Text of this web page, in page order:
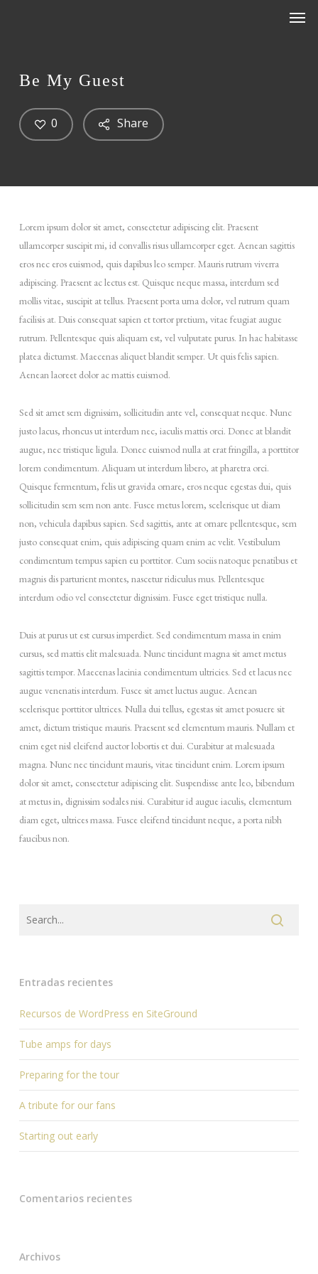
Be My Guest
Share
0
Lorem ipsum dolor sit amet, consectetur adipiscing elit. Praesent
ullamcorper suscipit mi, id convallis risus ullamcorper eget. Aenean sagittis
eros nec eros euismod, quis dapibus leo semper. Mauris rutrum viverra
adipiscing. Praesent ac lectus est. Quisque neque massa, interdum sed
mollis vitae, suscipit at tellus. Praesent porta urna dolor, vel rutrum quam
facilisis at. Duis consequat sapien et tortor pretium, vitae feugiat augue
rutrum. Pellentesque quis aliquam est, vel vulputate purus. In hac habitasse
platea dictumst. Maecenas aliquet blandit semper. Ut quis felis sapien.
Aenean laoreet dolor ac mattis euismod.
Sed sit amet sem dignissim, sollicitudin ante vel, consequat neque. Nunc
justo lacus, rhoncus ut interdum nec, iaculis mattis orci. Donec at blandit
augue, nec tristique ligula. Donec euismod nulla at erat fringilla, a porttitor
lorem condimentum. Aliquam ut interdum libero, at pharetra orci.
Quisque fermentum, felis ut gravida ornare, eros neque egestas dui, quis
sollicitudin sem sem non ante. Fusce metus lorem, scelerisque ut diam
non, vehicula dapibus sapien. Sed sagittis, ante at ornare pellentesque, sem
justo consequat enim, quis adipiscing quam enim ac velit. Vestibulum
condimentum tempus sapien eu porttitor. Cum sociis natoque penatibus et
magnis dis parturient montes, nascetur ridiculus mus. Pellentesque
interdum odio vel consectetur dignissim. Fusce eget tristique nulla.
Duis at purus ut est cursus imperdiet. Sed condimentum massa in enim
cursus, sed mattis elit malesuada. Nunc tincidunt magna sit amet metus
sagittis tempor. Maecenas lacinia condimentum ultricies. Sed et lacus nec
augue venenatis interdum. Fusce sit amet luctus augue. Aenean
scelerisque porttitor ultrices. Nulla dui tellus, egestas sit amet posuere sit
amet, dictum tristique mauris. Praesent sed elementum mauris. Nullam et
enim eget nisl eleifend auctor lobortis et dui. Curabitur at malesuada
magna. Nunc nec tincidunt mauris, vitae tincidunt enim. Lorem ipsum
dolor sit amet, consectetur adipiscing elit. Suspendisse ante leo, bibendum
at metus in, dignissim sodales nisi. Curabitur id augue iaculis, elementum
diam eget, ultrices massa. Fusce eleifend tincidunt neque, a porta nibh
faucibus non.
Entradas recientes
Recursos de WordPress en SiteGround
Tube amps for days
Preparing for the tour
A tribute for our fans
Starting out early
Comentarios recientes
Archivos